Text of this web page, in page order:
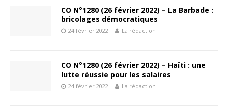
CO N°1280 (26 février 2022) – La Barbade :
bricolages démocratiques
24 février 2022 La rédaction
CO N°1280 (26 février 2022) – Haïti : une
lutte réussie pour les salaires
24 février 2022 La rédaction